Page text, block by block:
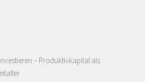
– Produktivkapital als